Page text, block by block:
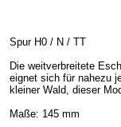
Spur H0 / N / TT
Die weitverbreitete
eignet sich für nahezu
kleiner Wald, dieser
Maße: 145 mm